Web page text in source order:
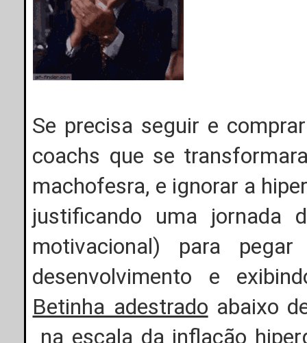
Se precisa seguir e
coachs que se
machofesra, e ignorar a
justificando uma jornada
motivacional) para
desenvolvimento e
Betinha adestrado abaixo
na escala da inflação